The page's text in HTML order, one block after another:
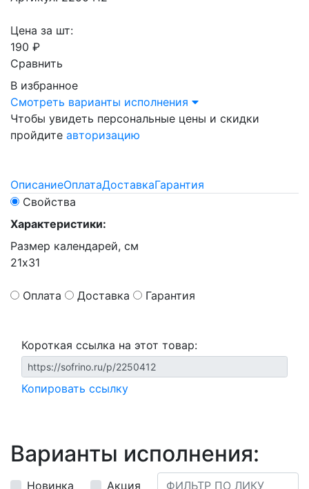
Цена за шт:
190 ₽
Сравнить
В избранное
Смотреть варианты исполнения
Чтобы увидеть персональные цены и скидки
пройдите авторизацию
ОписаниеОплатаДоставкаГарантия
Свойства
Характеристики:
Размер календарей, см
21х31
Оплата Доставка Гарантия
Короткая ссылка на этот товар:
Копировать ссылку
Варианты исполнения:
Новинка
Акция